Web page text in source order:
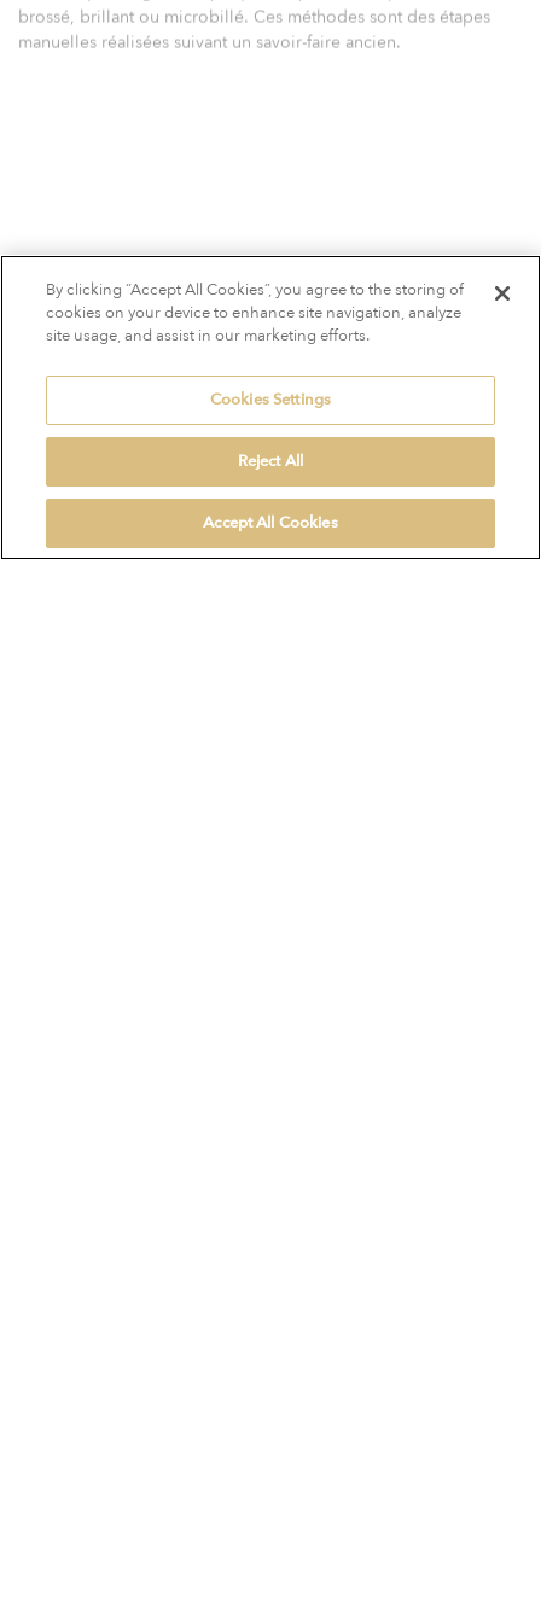
brossé, brillant ou microbillé. Ces méthodes sont des étapes
manuelles réalisées suivant un savoir-faire ancien.
By clicking “Accept All Cookies”, you agree to the storing of
cookies on your device to enhance site navigation, analyze
site usage, and assist in our marketing efforts.
Cookies Settings
Reject All
Accept All Cookies